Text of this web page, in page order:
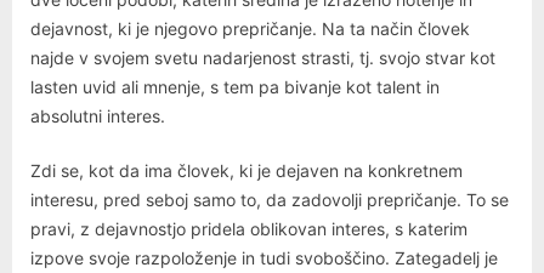
dejavnost, ki je njegovo prepričanje. Na ta način človek
najde v svojem svetu nadarjenost strasti, tj. svojo stvar kot
lasten uvid ali mnenje, s tem pa bivanje kot talent in
absolutni interes.
Zdi se, kot da ima človek, ki je dejaven na konkretnem
interesu, pred seboj samo to, da zadovolji prepričanje. To se
pravi, z dejavnostjo pridela oblikovan interes, s katerim
izpove svoje razpoloženje in tudi svoboščino. Zategadelj je